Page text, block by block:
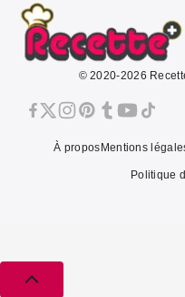
© 2020-2026
À propos Mentions
Politique